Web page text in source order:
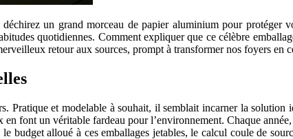
un grand morceau de papier aluminium pour protéger
quotidiennes. Comment expliquer que ce célèbre
retour aux sources, prompt à transformer nos foyers en
Pratique et modelable à souhait, il semblait incarner la solution
en font un véritable fardeau pour l’environnement. Chaque
alloué à ces emballages jetables, le calcul coule de